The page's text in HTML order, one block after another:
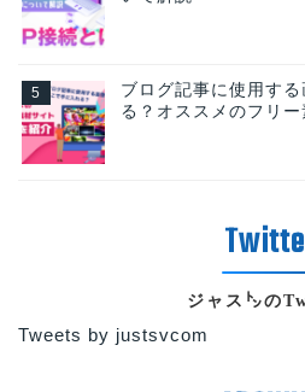
ブログ記事に使用す
る？オススメのフリ
ジャス㌧の
Tweets by justsvcom